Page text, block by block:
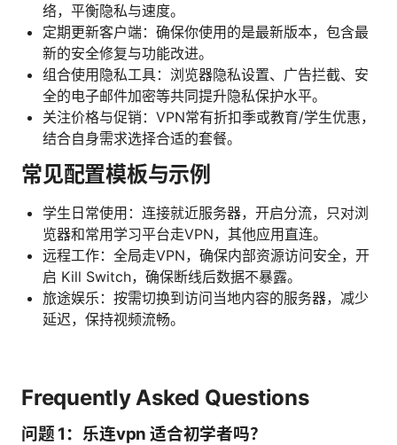
络，平衡隐私与速度。
定期更新客户端：确保你使用的是最新版本，包含最
新的安全修复与功能改进。
组合使用隐私工具：浏览器隐私设置、广告拦截、安
全的电子邮件加密等共同提升隐私保护水平。
关注价格与促销：VPN常有折扣季或教育/学生优惠，
结合自身需求选择合适的套餐。
常见配置模板与示例
学生日常使用：连接就近服务器，开启分流，只对浏
览器和常用学习平台走VPN，其他应用直连。
远程工作：全局走VPN，确保内部资源访问安全，开
启 Kill Switch，确保断线后数据不暴露。
旅途娱乐：按需切换到访问当地内容的服务器，减少
延迟，保持视频流畅。
Frequently Asked Questions
问题 1：乐连vpn 适合初学者吗？